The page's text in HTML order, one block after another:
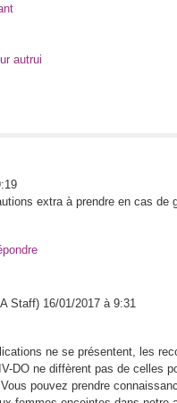
autrui
extra à prendre en cas de
Staff) 16/01/2017 à 9:31
ne se présentent, les
DO ne diffèrent pas de celles
pouvez prendre